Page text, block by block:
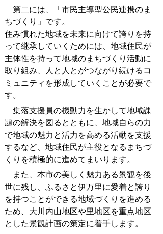
第二には、「市民主導型公民連携のま
ちづくり」です。
住み慣れた地域を未来に向けて誇りを持
って継承していくためには、地域住民が
主体性を持って地域のまちづくり活動に
取り組み、人と人とがつながり続けるコ
ミュニティを形成していくことが必要で
す。
集落支援員の機動力を生かして地域課
題の解決を図るとともに、地域自らの力
で地域の魅力と活力を高める活動を支援
するなど、地域住民が主役となるまちづ
くりを積極的に進めてまいります。
また、本市の美しく魅力ある景観を後
世に残し、ふるさと伊万里に愛着と誇り
を持つことができる地域づくりを進める
ため、大川内山地区や里地区を重点地区
とした景観計画の策定に着手します。